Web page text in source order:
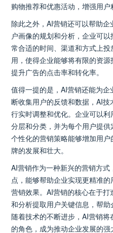
购物推荐和优惠活动，增强用户
除此之外，AI营销还可以帮助
户画像的规划和分析，企业可
常合适的时间、渠道和方式上
用，使得企业能够将有限的资
提升广告的点击率和转化率。
值得一提的是，AI营销还能为
断收集用户的反馈和数据，AI
行实时调整和优化。企业可以
分层和分类，并为每个用户提
个性化的营销策略能够增加用
牌的发展和壮大。
AI营销作为一种新兴的营销方
点，能够帮助企业实现更精准
营销效果。AI营销的核心在于
和分析提取用户关键信息，帮助
随着技术的不断进步，AI营销
的角色，成为推动企业发展的强